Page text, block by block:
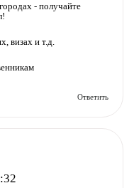
- получайте
визах и т.д.